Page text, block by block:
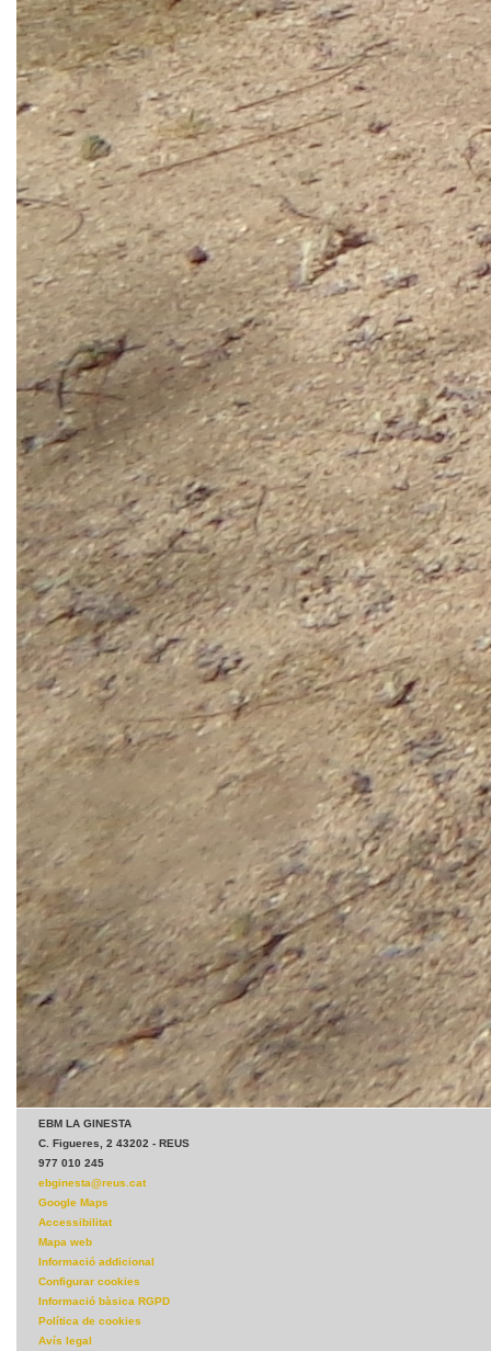
EBM LA GINESTA
C. Figueres, 2 43202 - REUS
977 010 245
ebginesta@reus.cat
Google Maps
Accessibilitat
Mapa web
Informació addicional
Configurar cookies
Informació bàsica RGPD
Política de cookies
Avís legal